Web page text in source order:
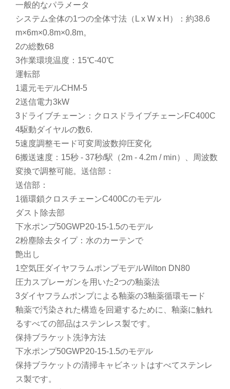
一般的なパラメータ
システム全体の1つの全体寸法（L x W x H）：約38.6
m×6m×0.8m×0.8m。
2の総数68
3作業環境温度：15℃-40℃
運転部
1還元モデルCHM-5
2送信電力3kW
3ドライブチェーン：クロスドライブチェーンFC400C
4駆動ダイヤルの数6.
5速度調整モード可変周波数抑圧変化
6搬送速度：15秒 - 37秒/駅（2m - 4.2m / min）、周波数
変換で調整可能。送信部：
送信部：
1循環鎖クロスチェーンC400Cのモデル
ダスト除去部
下水ポンプ50GWP20-15-1.5のモデル
2粉塵除去タイプ：水のカーテンで
艶出し
1空気圧ダイヤフラムポンプモデルWilton DN80
圧力スプレーガンを用いた2つの釉薬法
3ダイヤフラムポンプによる釉薬の3釉薬循環モード
釉薬で汚染された構造を回避するために、釉薬に触れ
るすべての部品はステンレス製です。
保持ブラケット洗浄方法
下水ポンプ50GWP20-15-1.5のモデル
保持ブラケットの清掃キャビネットはすべてステンレ
ス製です。